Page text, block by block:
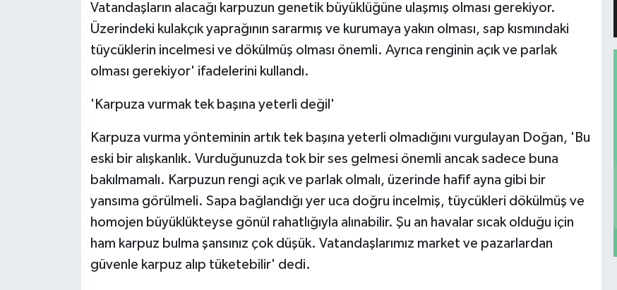
Vatandaşların alacağı karpuzun genetik büyüklüğüne ulaşmış olması gerekiyor.
Üzerindeki kulakçık yaprağının sararmış ve kurumaya yakın olması, sap kısmındaki
tüycüklerin incelmesi ve dökülmüş olması önemli. Ayrıca renginin açık ve parlak
olması gerekiyor' ifadelerini kullandı.
'Karpuza vurmak tek başına yeterli değil'
Karpuza vurma yönteminin artık tek başına yeterli olmadığını vurgulayan Doğan, 'Bu
eski bir alışkanlık. Vurduğunuzda tok bir ses gelmesi önemli ancak sadece buna
bakılmamalı. Karpuzun rengi açık ve parlak olmalı, üzerinde hafif ayna gibi bir
yansıma görülmeli. Sapa bağlandığı yer uca doğru incelmiş, tüycükleri dökülmüş ve
homojen büyüklükteyse gönül rahatlığıyla alınabilir. Şu an havalar sıcak olduğu için
ham karpuz bulma şansınız çok düşük. Vatandaşlarımız market ve pazarlardan
güvenle karpuz alıp tüketebilir' dedi.